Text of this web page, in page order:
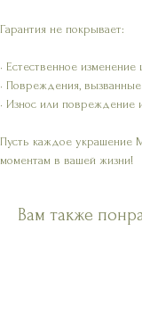
Гарантия не покрывает:
• Естественное изменение
• Повреждения,
• Износ или повреждение
Пусть каждое украшение
моментам в вашей жизни!
Вам также